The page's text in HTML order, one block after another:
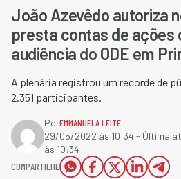
João Azevêdo autoriza
presta contas de ações
audiência do ODE em
A plenária registrou um recorde de
2.351 participantes.
PorEMMANUELA LEITE
29/05/2022 às 10:34 - Última
às 10:34
COMPARTILHE